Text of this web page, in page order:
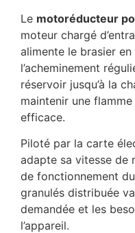
Le motoréducteur
moteur chargé
alimente le brasier
l’acheminement
réservoir jusqu’à la
maintenir une
efficace.
Piloté par la carte
adapte sa vitesse de
de fonctionnement
granulés distribuée
demandée et les
l’appareil.